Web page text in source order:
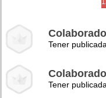
Tener
Tener